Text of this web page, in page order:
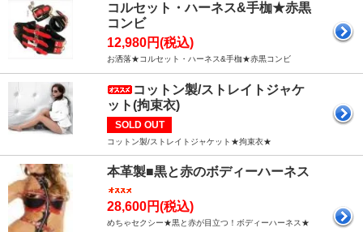
コルセット・ハーネス&手枷★赤黒
コンビ
12,980円(税込)
お洒落★コルセット・ハーネス&手枷★赤黒コンビ
コットン製/ストレイトジャケ
ット(拘束衣)
SOLD OUT
コットン製/ストレイトジャケット★拘束衣★
本革製■黒と赤のボディーハーネス
28,600円(税込)
めちゃセクシー★黒と赤が目立つ！ボディーハーネス★